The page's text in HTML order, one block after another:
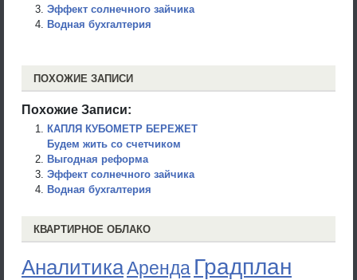
Эффект солнечного зайчика
Водная бухгалтерия
ПОХОЖИЕ ЗАПИСИ
Похожие Записи:
КАПЛЯ КУБОМЕТР БЕРЕЖЕТ
Будем жить со счетчиком
Выгодная реформа
Эффект солнечного зайчика
Водная бухгалтерия
КВАРТИРНОЕ ОБЛАКО
АналитикаАренда Градплан